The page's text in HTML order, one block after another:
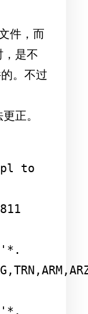
件，而
，是不
。不过
正。
to